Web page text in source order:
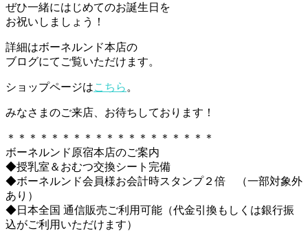
ぜひ一緒にはじめてのお誕生日を
お祝いしましょう！
詳細はボーネルンド本店の
ブログにてご覧いただけます。
ショップページはこちら 。
みなさまのご来店、お待ちしております！
＊＊＊＊＊＊＊＊＊＊＊＊＊＊＊＊＊＊＊
ボーネルンド原宿本店のご案内
◆授乳室＆おむつ交換シート完備
◆ボーネルンド会員様お会計時スタンプ２倍 （一部対象外
あり）
◆日本全国 通信販売ご利用可能（代金引換もしくは銀行振
込がご利用いただけます）